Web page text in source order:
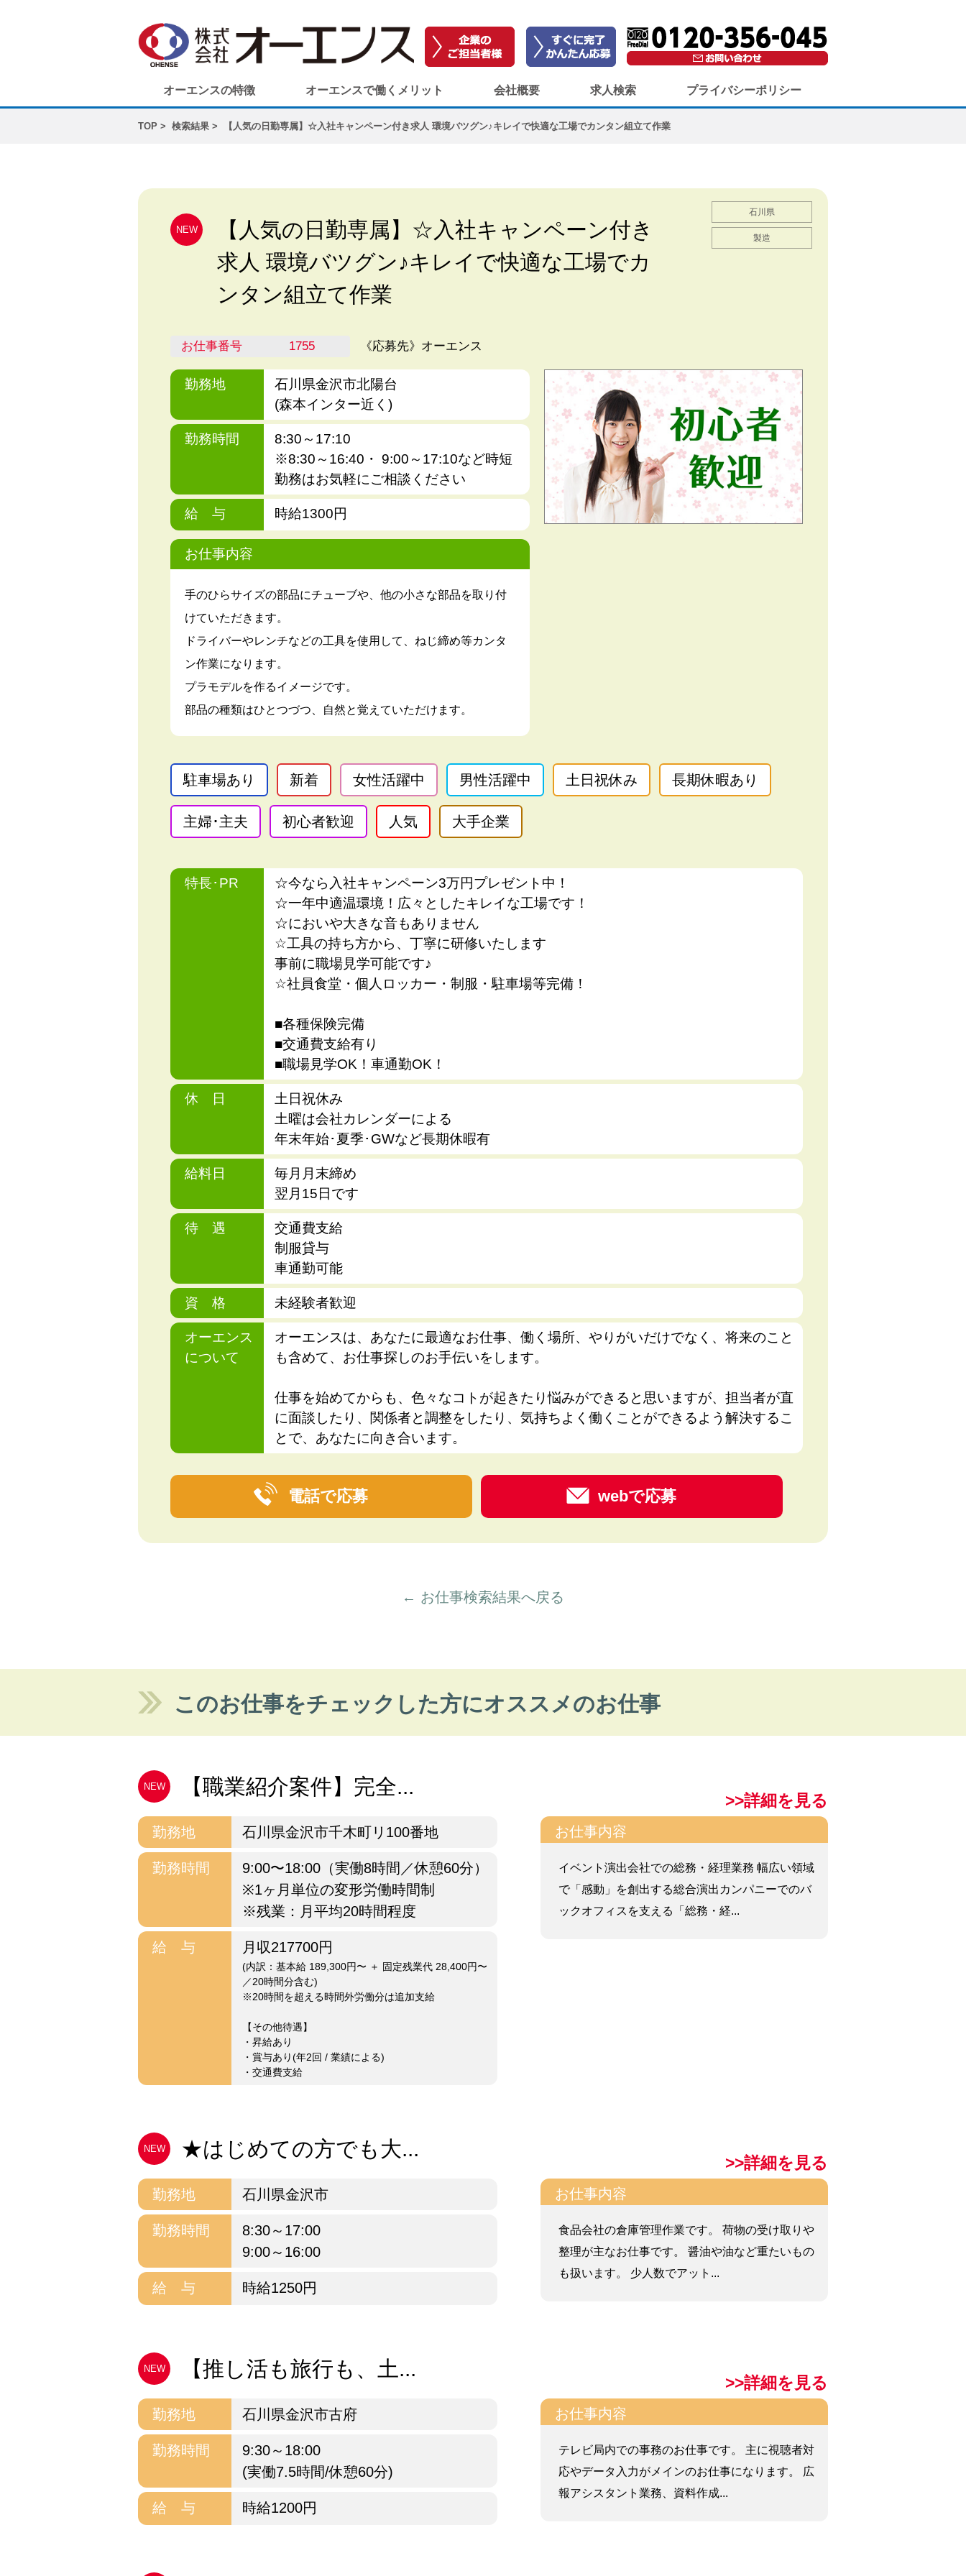
オーエンスの特徴 オーエンスで働くメリット 会社概要 求人検索 プライバシーポリシー
TOP 検索結果 【人気の日勤専属】☆入社キャンペーン付き求人 環境バツグン♪キレイで快適な工場でカンタン組立て作業
石川県
製造
NEW
【人気の日勤専属】☆入社キャンペーン付き
求人 環境バツグン♪キレイで快適な工場でカ
ンタン組立て作業
お仕事番号 1755 《応募先》オーエンス
勤務地
石川県金沢市北陽台
(森本インター近く)
勤務時間
8:30～17:10
※8:30～16:40・ 9:00～17:10など時短
勤務はお気軽にご相談ください
給 与 時給1300円
お仕事内容
手のひらサイズの部品にチューブや、他の小さな部品を取り付
けていただきます。
ドライバーやレンチなどの工具を使用して、ねじ締め等カンタ
ン作業になります。
プラモデルを作るイメージです。
部品の種類はひとつづつ、自然と覚えていただけます。
駐車場あり 新着 女性活躍中 男性活躍中 土日祝休み 長期休暇あり
主婦･主夫 初心者歓迎 人気 大手企業
特長･PR
☆今なら入社キャンペーン3万円プレゼント中！
☆一年中適温環境！広々としたキレイな工場です！
☆においや大きな音もありません
☆工具の持ち方から、丁寧に研修いたします
事前に職場見学可能です♪
☆社員食堂・個人ロッカー・制服・駐車場等完備！
■各種保険完備
■交通費支給有り
■職場見学OK！車通勤OK！
休 日
土日祝休み
土曜は会社カレンダーによる
年末年始･夏季･GWなど長期休暇有
給料日
毎月月末締め
翌月15日です
待 遇
交通費支給
制服貸与
車通勤可能
資 格 未経験者歓迎
オーエンス
について
オーエンスは、あなたに最適なお仕事、働く場所、やりがいだけでなく、将来のこと
も含めて、お仕事探しのお手伝いをします。
仕事を始めてからも、色々なコトが起きたり悩みができると思いますが、担当者が直
に面談したり、関係者と調整をしたり、気持ちよく働くことができるよう解決するこ
とで、あなたに向き合います。
電話で応募 webで応募
← お仕事検索結果へ戻る
このお仕事をチェックした方にオススメのお仕事
NEW 【職業紹介案件】完全...
>>詳細を見る
勤務地 石川県金沢市千木町リ100番地
勤務時間
9:00〜18:00（実働8時間／休憩60分）
※1ヶ月単位の変形労働時間制
※残業：月平均20時間程度
給 与 月収217700円
(内訳：基本給 189,300円〜 ＋ 固定残業代 28,400円〜
／20時間分含む)
※20時間を超える時間外労働分は追加支給
【その他待遇】
・昇給あり
・賞与あり(年2回 / 業績による)
・交通費支給
お仕事内容
イベント演出会社での総務・経理業務 幅広い領域
で「感動」を創出する総合演出カンパニーでのバ
ックオフィスを支える「総務・経...
NEW ★はじめての方でも大...
>>詳細を見る
勤務地 石川県金沢市
勤務時間
8:30～17:00
9:00～16:00
給 与 時給1250円
お仕事内容
食品会社の倉庫管理作業です。 荷物の受け取りや
整理が主なお仕事です。 醤油や油など重たいもの
も扱います。 少人数でアット...
NEW 【推し活も旅行も、土...
>>詳細を見る
勤務地 石川県金沢市古府
勤務時間
9:30～18:00
(実働7.5時間/休憩60分)
給 与 時給1200円
お仕事内容
テレビ局内での事務のお仕事です。 主に視聴者対
応やデータ入力がメインのお仕事になります。 広
報アシスタント業務、資料作成...